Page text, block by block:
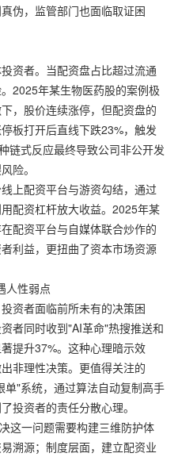
伪，监管部门也面临取证困
资者。当配资盘占比超过流通
2025年某生物医药股的案例极
，股价连续涨停，但配资盘的
板打开后直线下跌23%，触发
链式反应最终导致公司非公开发
险。
上配资平台与游资勾结，通过
配资杠杆放大收益。2025年某
配资平台与自媒体联合炒作的
利益，更扭曲了资本市场资源
人性弱点
资者面临前所未有的决策困
者同时收到"AI革命"热搜推送和
提升37%。这种心理暗示效
非理性决策。更值得关注的
"系统，通过算法自动复制高手
投资者的责任分散心理。
这一问题需要构建三维防护体
溯源；制度层面，建立配资业